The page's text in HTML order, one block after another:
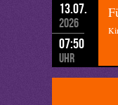
13.07.
2026
07:50
Uhr